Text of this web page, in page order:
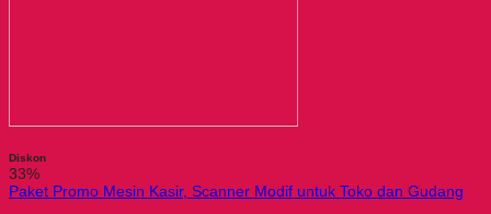
Diskon
33%
Paket Promo Mesin Kasir, Scanner Modif untuk Toko dan Gudang